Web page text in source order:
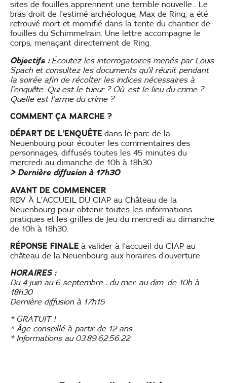
sites de fouilles apprennent une terrible nouvelle… Le
bras droit de l’estimé archéologue, Max de Ring, a été
retrouvé mort et momifié dans la tente du chantier de
fouilles du Schimmelrain. Une lettre accompagne le
corps, menaçant directement de Ring.
Objectifs :Écoutez les interrogatoires menés par Louis
Spach et consultez les documents qu’il réunit pendant
la soirée afin de récolter les indices nécessaires à
l’enquête. Qui est le tueur ? Où est le lieu du crime ?
Quelle est l’arme du crime ?
COMMENT ÇA MARCHE ?
DÉPART DE L’ENQUÊTE dans le parc de la
Neuenbourg pour écouter les commentaires des
personnages, diffusés toutes les 45 minutes du
mercredi au dimanche de 10h à 18h30.
> Dernière diffusion à 17h30
AVANT DE COMMENCER
RDV À L’ACCUEIL DU CIAP au Château de la
Neuenbourg pour obtenir toutes les informations
pratiques et les grilles de jeu du mercredi au dimanche
de 10h à 18h30.
RÉPONSE FINALE à valider à l’accueil du CIAP au
château de la Neuenbourg aux horaires d’ouverture.
HORAIRES :
Du 4 juin au 6 septembre : du mer. au dim. de 10h à
18h30
Dernière diffusion à 17h15
* GRATUIT !
* Âge conseillé à partir de 12 ans
* Informations au 03.89.62.56.22